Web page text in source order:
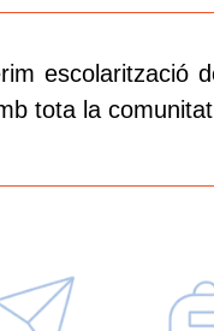
escolarització
tota la